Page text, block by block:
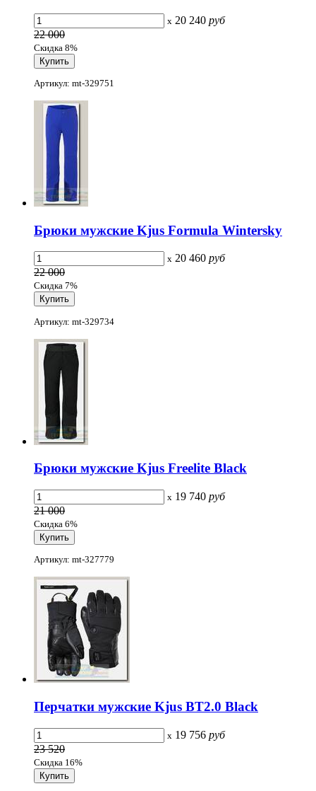
x 20 240 руб
22 000
Скидка 8%
Артикул: mt-329751
Брюки мужские Kjus Formula Wintersky
x 20 460 руб
22 000
Скидка 7%
Артикул: mt-329734
Брюки мужские Kjus Freelite Black
x 19 740 руб
21 000
Скидка 6%
Артикул: mt-327779
Перчатки мужские Kjus BT2.0 Black
x 19 756 руб
23 520
Скидка 16%